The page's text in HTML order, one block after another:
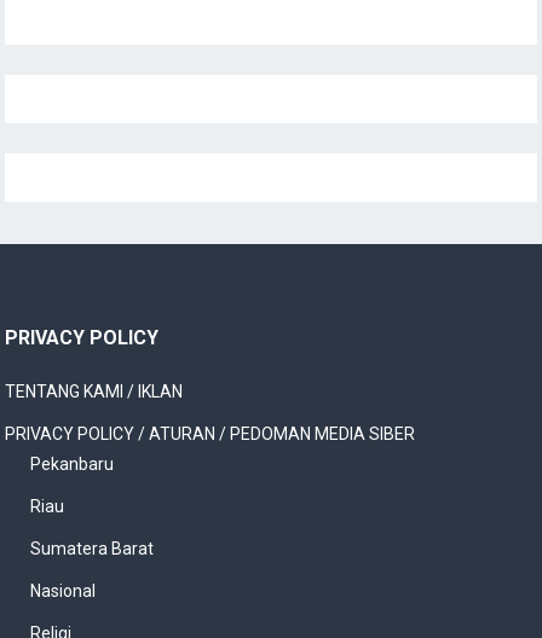
PRIVACY POLICY
TENTANG KAMI / IKLAN
PRIVACY POLICY / ATURAN / PEDOMAN MEDIA SIBER
Pekanbaru
Riau
Sumatera Barat
Nasional
Religi